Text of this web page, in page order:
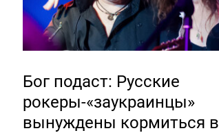
Бог подаст: Русские
рокеры-«заукраинцы»
вынуждены кормиться в